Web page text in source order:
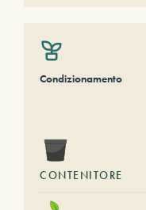
Condizionamento
CONTENITORE